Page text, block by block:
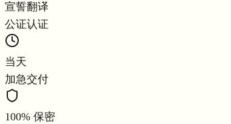
宣誓翻译
公证认证
当天
加急交付
100% 保密